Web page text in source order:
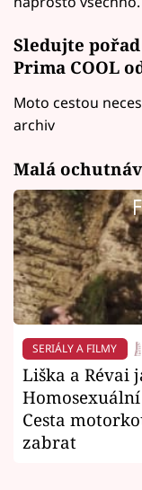
Sledujte
Prima COOL
Moto cestou
archiv
Malá
SERIÁLY A FILMY
Liška a Révai
Cesta
zabrat